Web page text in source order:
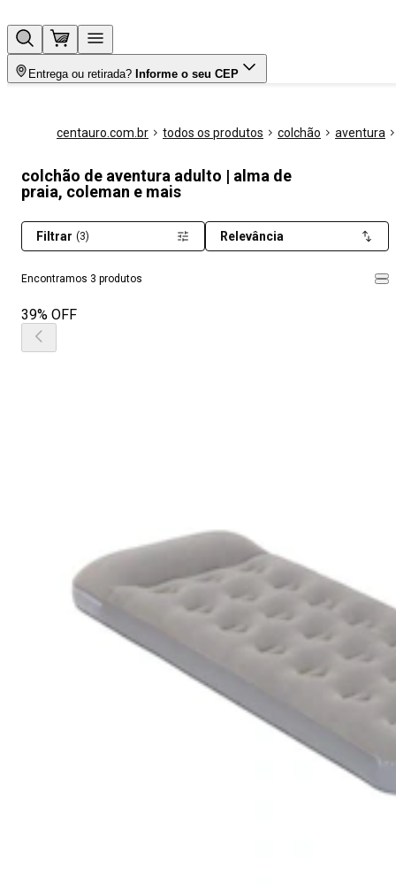
Entrega ou retirada? Informe o seu CEP
centauro.com.br todos os produtos colchão aventura
colchão de aventura adulto | alma de
praia, coleman e mais
Encontramos 3 produtos
Filtrar (3) Relevância
39% OFF